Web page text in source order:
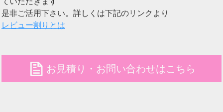
是非ご活用下さい。詳しくは下記のリンクより
レビュー割りとは
file お見積り・お問い合わせはこちら